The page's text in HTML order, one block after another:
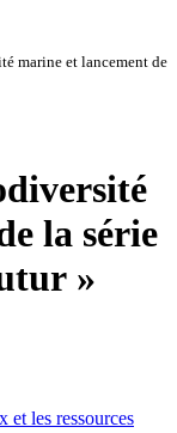
marine et lancement de
la série
»
et les ressources